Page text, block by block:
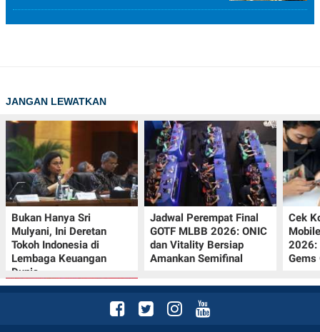
JANGAN LEWATKAN
Bukan Hanya Sri
Mulyani, Ini Deretan
Tokoh Indonesia di
Lembaga Keuangan
Dunia
Jadwal Perempat Final
GOTF MLBB 2026: ONIC
dan Vitality Bersiap
Amankan Semifinal
Cek
2026:
Gems